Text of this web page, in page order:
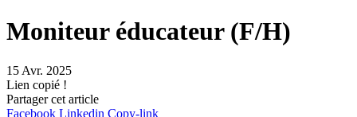
Moniteur éducateur (F/H)
15 Avr. 2025
Lien copié !
Partager cet article
Facebook Linkedin Copy-link